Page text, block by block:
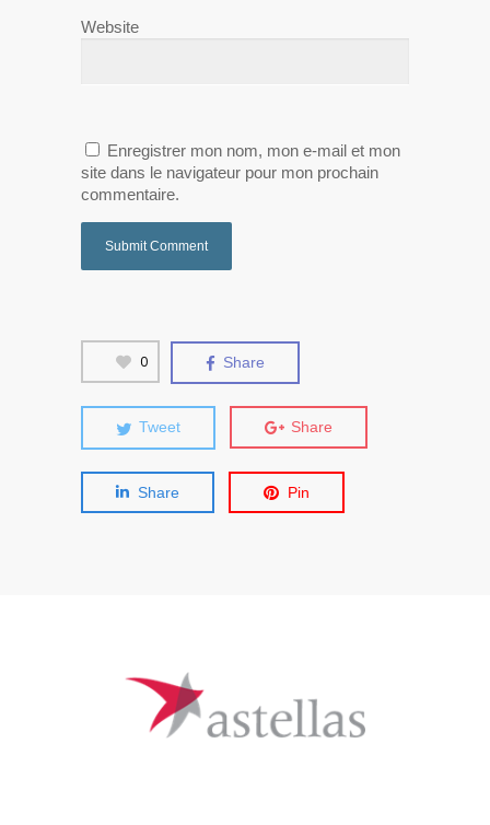
Website
Enregistrer mon nom, mon e-mail et mon
site dans le navigateur pour mon prochain
commentaire.
0 Share
Tweet Share
Share Pin